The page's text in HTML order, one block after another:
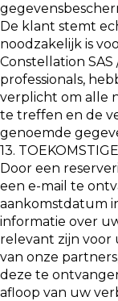
De klant stemt
noodzakelijk is
Constellation
professionals,
verplicht om alle
te treffen en de
genoemde
13.
Door een
een e-mail te
aankomstdatum
informatie over
relevant zijn voor
van onze
deze te
afloop van uw